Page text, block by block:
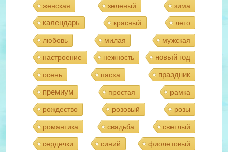
женская зеленый зима
календарь красный лето
любовь милая мужская
настроение нежность новый год
осень пасха
праздник
премиум
простая рамка
рождество розовый розы
романтика свадьба светлый
сердечки синий фиолетовый